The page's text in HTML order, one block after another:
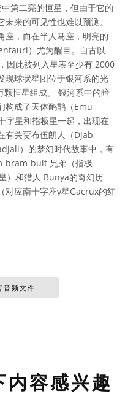
第二亮的恒星，但由于它的
来的可见性也难以预测。
座，而在半人马座，明亮的
）尤为醒目。自古以
因此被列入星表至少有 2000
现球状星团位于银河系的光
恒星组成。 银河系中的暗
构成了天体鸸鹋（Emu
字星和指极星一起，出现在
有关贾布伍朗人（Djab
）的梦幻时代故事中，有
bram-bult 兄弟（指极
）和猎人 Bunya的奇幻历
对应南十字座γ星Gacrux的红
协议 署名 4.0 国际 (CC BY
音频文件
容感兴趣